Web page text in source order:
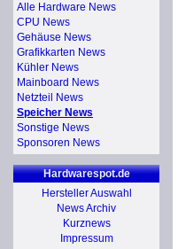
Alle Hardware News
CPU News
Gehäuse News
Grafikkarten News
Kühler News
Mainboard News
Netzteil News
Speicher News
Sonstige News
Sponsoren News
Hardwarespot.de
Hersteller Auswahl
News Archiv
Kurznews
Impressum